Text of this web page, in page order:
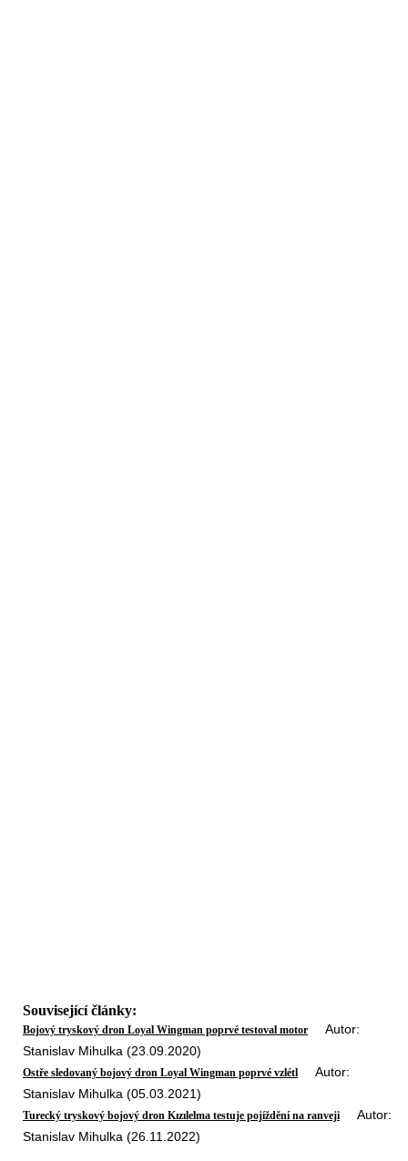
Související články:
Bojový tryskový dron Loyal Wingman poprvé testoval motor Autor:
Stanislav Mihulka (23.09.2020)
Ostře sledovaný bojový dron Loyal Wingman poprvé vzlétl Autor:
Stanislav Mihulka (05.03.2021)
Turecký tryskový bojový dron Kızılelma testuje pojíždění na ranveji Autor:
Stanislav Mihulka (26.11.2022)